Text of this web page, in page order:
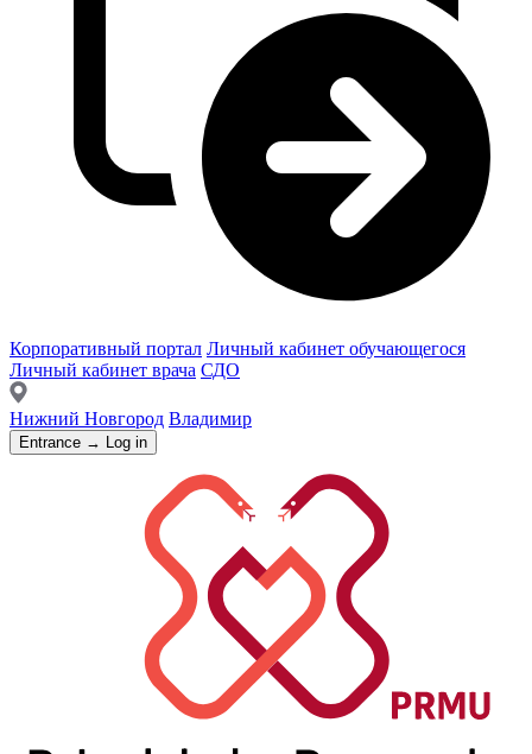
Корпоративный портал Личный кабинет обучающегося
Личный кабинет врача СДО
Нижний Новгород Владимир
Entrance → Log in